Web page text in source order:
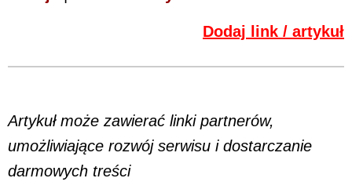
Dodaj link / artykuł
Artykuł może zawierać linki partnerów,
umożliwiające rozwój serwisu i dostarczanie
darmowych treści